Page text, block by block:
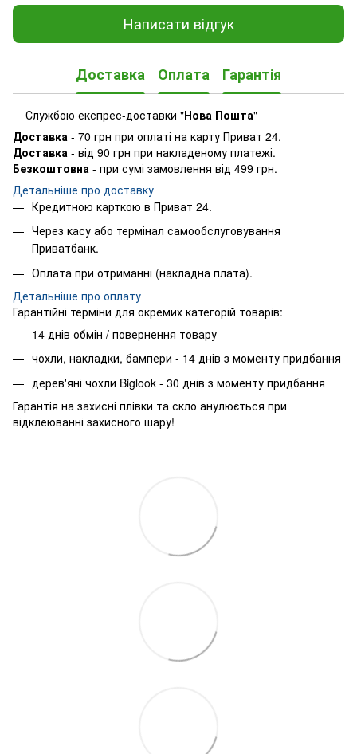
Написати відгук
Доставка Оплата Гарантія
Службою експрес-доставки "Нова Пошта"
Доставка - 70 грн при оплаті на карту Приват 24.
Доставка - від 90 грн при накладеному платежі.
Безкоштовна - при сумі замовлення від 499 грн.
Детальніше про доставку
Кредитною карткою в Приват 24.
Через касу або термінал самообслуговування
Приватбанк.
Оплата при отриманні (накладна плата).
​Детальніше про оплату
Гарантійні терміни для окремих категорій товарів:
14 днів обмін / повернення товару
чохли, накладки, бампери - 14 днів з моменту придбання
дерев'яні чохли Biglook - 30 днів з моменту придбання
Гарантія на захисні плівки та скло анулюється при
відклеюванні захисного шару!